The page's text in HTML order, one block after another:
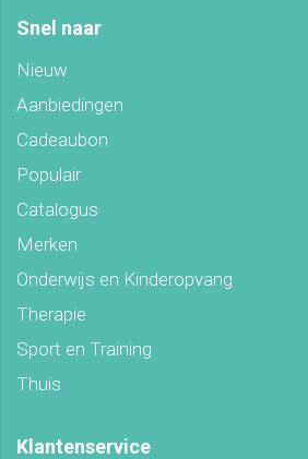
Snel naar
Nieuw
Aanbiedingen
Cadeaubon
Populair
Catalogus
Merken
Onderwijs en Kinderopvang
Therapie
Sport en Training
Thuis
Klantenservice